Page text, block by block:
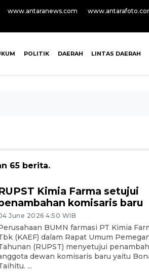
www.antaranews.com
POLITIK DAERAH LINTAS DAERAH
65 berita.
Kimia Farma setujui
komisaris baru
June 2026 4:50 WIB
BUMN farmasi PT Kimia
(KAEF) dalam Rapat Umum
(RUPST) menyetujui
dewan komisaris baru yaitu
...